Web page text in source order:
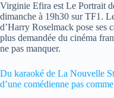
Virginie Efira est Le Portrait
dimanche à 19h30 sur TF1.
d’Harry Roselmack pose ses
plus demandée du cinéma
ne pas manquer.
Du karaoké de La Nouvelle
d’une comédienne pas